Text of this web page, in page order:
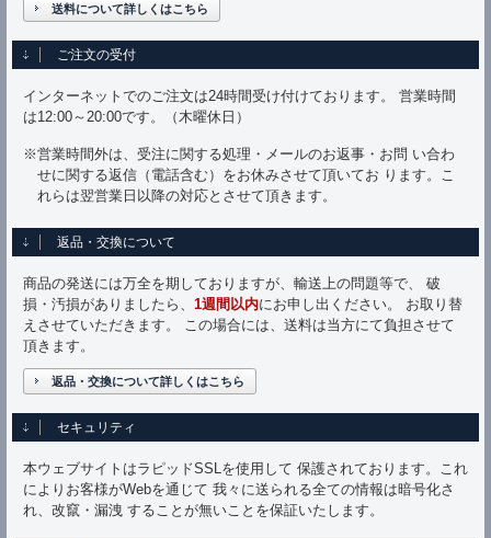
送料について詳しくはこちら
ご注文の受付
インターネットでのご注文は24時間受け付けております。 営業時間
は12:00～20:00です。（木曜休日）
※営業時間外は、受注に関する処理・メールのお返事・お問 い合わ
せに関する返信（電話含む）をお休みさせて頂いてお ります。こ
れらは翌営業日以降の対応とさせて頂きます。
返品・交換について
商品の発送には万全を期しておりますが、輸送上の問題等で、 破
損・汚損がありましたら、 1週間以内にお申し出ください。 お取り替
えさせていただきます。 この場合には、送料は当方にて負担させて
頂きます。
返品・交換について詳しくはこちら
セキュリティ
本ウェブサイトはラピッドSSLを使用して 保護されております。これ
によりお客様がWebを通じて 我々に送られる全ての情報は暗号化さ
れ、改竄・漏洩 することが無いことを保証いたします。